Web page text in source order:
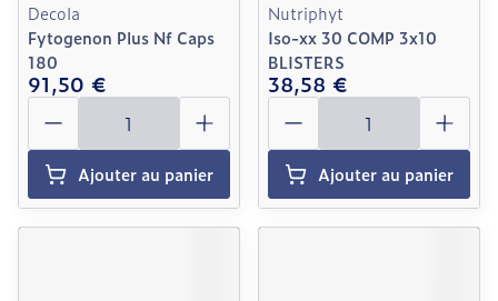
Decola
Fytogenon Plus Nf Caps
180
91,50 €
Quantité
Ajouter au panier
Nutriphyt
Iso-xx 30 COMP 3x10
BLISTERS
38,58 €
Quantité
Ajouter au panier